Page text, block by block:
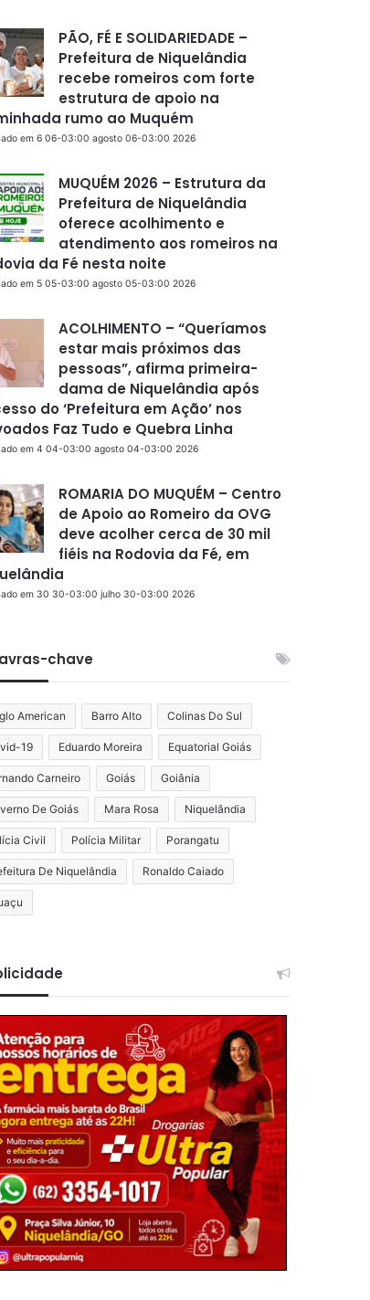
PÃO, FÉ E SOLIDARIEDADE –
Prefeitura de Niquelândia
recebe romeiros com forte
estrutura de apoio na
rumo ao Muquém
em 6 06-03:00 agosto 06-03:00 2026
MUQUÉM 2026 – Estrutura da
Prefeitura de Niquelândia
oferece acolhimento e
atendimento aos romeiros na
da Fé nesta noite
em 5 05-03:00 agosto 05-03:00 2026
ACOLHIMENTO – “Queríamos
estar mais próximos das
pessoas”, afirma primeira-
dama de Niquelândia após
do ‘Prefeitura em Ação’ nos
Faz Tudo e Quebra Linha
em 4 04-03:00 agosto 04-03:00 2026
ROMARIA DO MUQUÉM – Centro
de Apoio ao Romeiro da OVG
deve acolher cerca de 30 mil
fiéis na Rodovia da Fé, em
em 30 30-03:00 julho 30-03:00 2026
chave
American Barro Alto Colinas Do Sul
19 Eduardo Moreira Equatorial Goiás
Carneiro Goiás Goiânia
De Goiás Mara Rosa Niquelândia
Civil Polícia Militar Porangatu
De Niquelândia Ronaldo Caiado